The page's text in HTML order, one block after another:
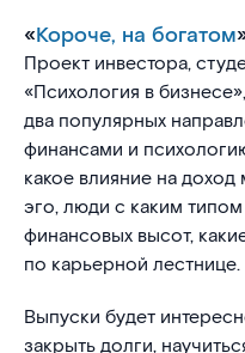
«Короче, на богатом
Проект инвестора,
«Психология в
два популярных
финансами и
какое влияние на
эго, люди с каким
финансовых высот,
по карьерной лестнице.
Выпуски будет
закрыть долги,